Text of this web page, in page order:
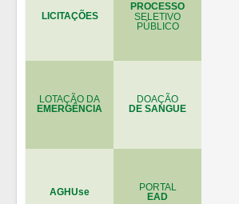
LICITAÇÕES
PROCESSO
SELETIVO
PÚBLICO
LOTAÇÃO DA
EMERGÊNCIA
DOAÇÃO
DE SANGUE
AGHUse PORTAL
EAD